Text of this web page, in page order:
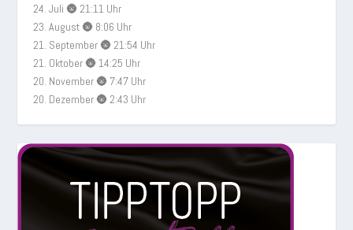
24. Juli 🌚 21:11 Uhr
23. August 🌚 8:06 Uhr
21. September 🌚 21:54 Uhr
21. Oktober 🌚 14:25 Uhr
20. November 🌚 7:47 Uhr
20. Dezember 🌚 2:43 Uhr